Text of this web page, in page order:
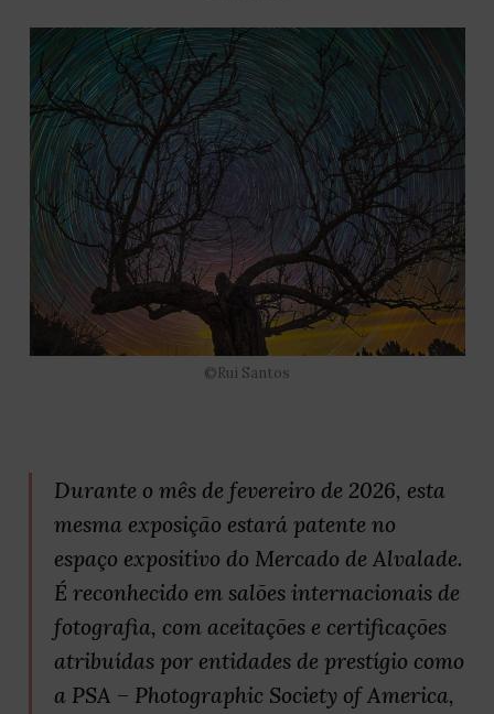
©Rui Santos
Durante o mês de fevereiro de 2026, esta
mesma exposição estará patente no
espaço expositivo do Mercado de Alvalade.
É reconhecido em salões internacionais de
fotografia, com aceitações e certificações
atribuídas por entidades de prestígio como
a PSA – Photographic Society of America,